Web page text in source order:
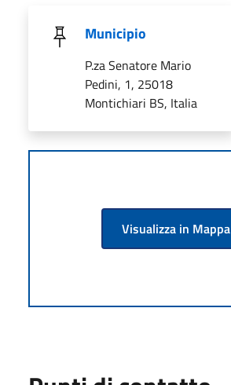
Municipio
P.za Senatore Mario
Pedini, 1, 25018
Montichiari BS, Italia
Visualizza in Mappa